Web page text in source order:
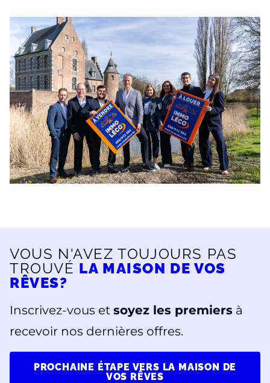
VOUS N'AVEZ TOUJOURS PAS
TROUVÉ LA MAISON DE VOS
RÊVES?
Inscrivez-vous et soyez les premiers à
recevoir nos dernières offres.
PROCHAINE ÉTAPE VERS LA MAISON DE
VOS RÊVES